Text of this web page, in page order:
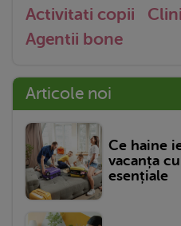
Activitati copii
Agentii bone
Articole noi
Ce haine
vacanța
esențiale